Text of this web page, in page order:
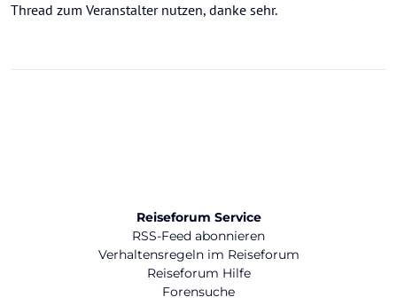
Thread zum Veranstalter nutzen, danke sehr.
Reiseforum Service
RSS-Feed abonnieren
Verhaltensregeln im Reiseforum
Reiseforum Hilfe
Forensuche